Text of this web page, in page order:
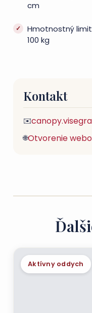
cm
Hmotnostný
100 kg
Kontakt
✉️
🌐Otvorenie
Aktívny oddych